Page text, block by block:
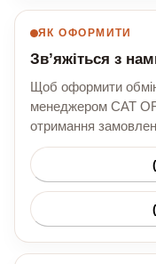
ЯК ОФОРМИТИ
Зв’яжіться з
Щоб оформити
менеджером CAT
отримання